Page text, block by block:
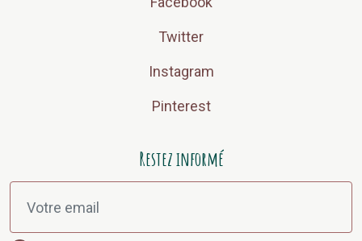
Twitter
Instagram
Pinterest
Restez informé